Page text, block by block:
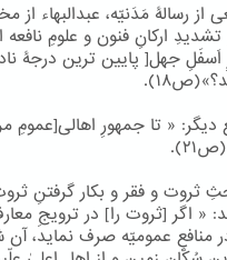
از رسالۀ مَدَنیّه، عبدالبهاء
ارکانِ فنون و علومِ
اَسفَلِ جهل[ پایین ترین درجۀ
« تا جمهورِ اهالی[عمومِ
و فقر و بکار گرفتنِ ثروت
« اگر [ثروت را] در ترویجِ
منافعِ عمومیّه صرف نماید،